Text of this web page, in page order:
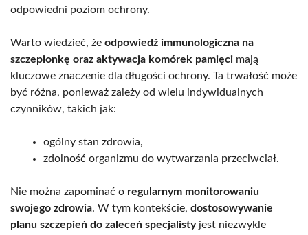
odpowiedni poziom ochrony.
Warto wiedzieć, że odpowiedź immunologiczna na
szczepionkę oraz aktywacja komórek pamięci mają
kluczowe znaczenie dla długości ochrony. Ta trwałość może
być różna, ponieważ zależy od wielu indywidualnych
czynników, takich jak:
ogólny stan zdrowia,
zdolność organizmu do wytwarzania przeciwciał.
Nie można zapominać o regularnym monitorowaniu
swojego zdrowia. W tym kontekście, dostosowywanie
planu szczepień do zaleceń specjalistyjest niezwykle